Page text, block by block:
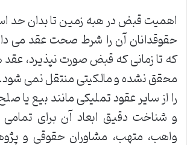
اهمیت قبض در هبه زمین تا بدان حد
حقوقدانان آن را شرط صحت عقد می
که تا زمانی که قبض صورت نپذیرد،
محقق نشده و مالکیتی منتقل نمی
را از سایر عقود تملیکی مانند بیع یا
و شناخت دقیق ابعاد آن برای تمامی
واهب، متهب، مشاوران حقوقی و